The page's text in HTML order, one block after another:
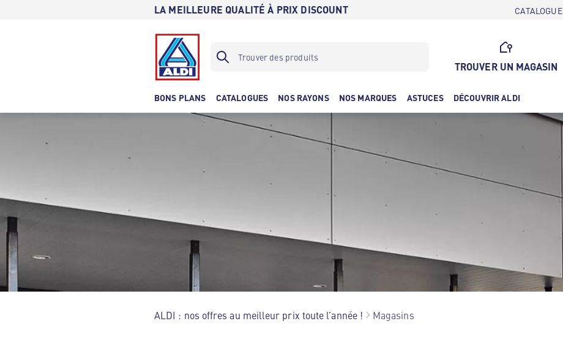
LA MEILLEURE QUALITÉ À PRIX DISCOUNT CATALOGUE
TROUVER UN MAGASIN
BONS PLANS CATALOGUES NOS RAYONS NOS MARQUES ASTUCES DÉCOUVRIR ALDI
ALDI : nos offres au meilleur prix toute l’année ! Magasins